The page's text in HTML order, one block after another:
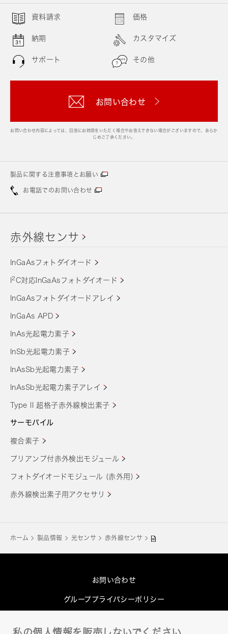
資料請求 価格
納期 カスタマイズ
サポート その他
お問い合わせ
お問い合わせ内容によっては、回答にお時間をいただく場合やお答えできない場合がございますので、あらか
じめご了承ください。
製品に関する注意事項とお願い
お電話でのお問い合わせ
赤外線センサ
InGaAsフォトダイオード
I2C対応InGaAsフォトダイオード
InGaAsフォトダイオードアレイ
InGaAs APD
InAs光起電力素子
InSb光起電力素子
InAsSb光起電力素子
InAsSb光起電力素子アレイ
Type II 超格子赤外線検出素子
サーモパイル
複合素子
プリアンプ付赤外検出モジュール
フォトダイオードモジュール (赤外用)
赤外線検出素子用アクセサリ
ホーム 製品情報 光センサ 赤外線センサ
お問い合わせ
グループプライバシーポリシー